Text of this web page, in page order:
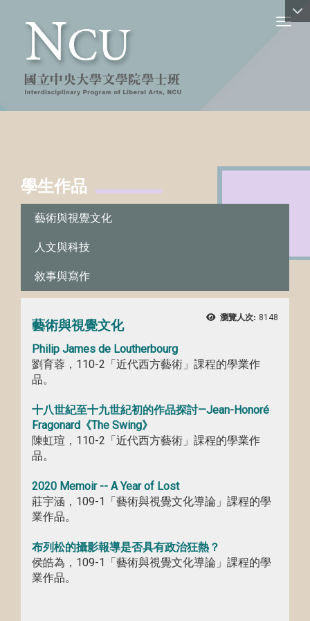
學生作品
藝術與視覺文化
人文與科技
敘事與寫作
瀏覽人次: 8148
藝術與視覺文化
Philip James de Loutherbourg
劉育蓉，110-2「近代西方藝術」課程的學業作
品。
十八世紀至十九世紀初的作品探討—Jean-Honoré
Fragonard《The Swing》
陳虹瑄，110-2「近代西方藝術」課程的學業作
品。
2020 Memoir -- A Year of Lost
莊宇涵，109-1「藝術與視覺文化導論」課程的學
業作品。
布列松的攝影報導是否具有政治狂熱？
侯皓為，109-1「藝術與視覺文化導論」課程的學
業作品。